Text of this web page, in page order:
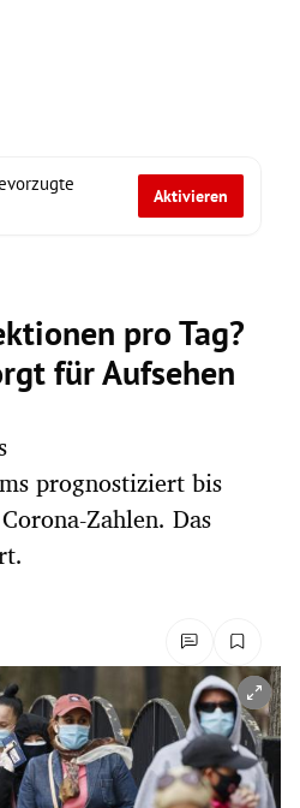
Aktivieren
pro Tag?
für Aufsehen
prognostiziert bis
Zahlen. Das